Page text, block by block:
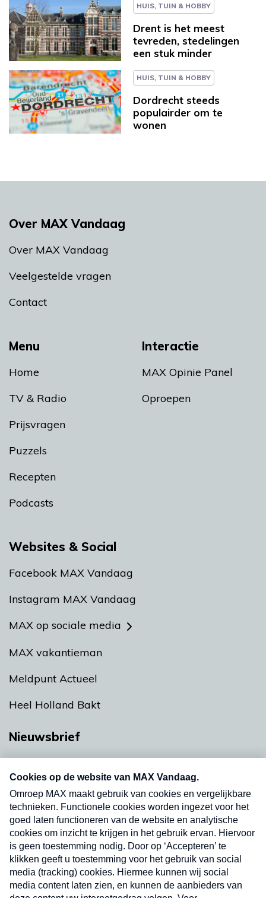
HUIS, TUIN & HOBBY
Drent is het meest
tevreden, stedelingen
een stuk minder
HUIS, TUIN & HOBBY
Dordrecht steeds
populairder om te
wonen
Menu
Home
TV & Radio
Prijsvragen
Puzzels
Recepten
Podcasts
Interactie
MAX Opinie Panel
Oproepen
Over MAX Vandaag
Over MAX Vandaag
Veelgestelde vragen
Contact
Websites & Social
Facebook MAX Vandaag
Instagram MAX Vandaag
MAX op sociale media
MAX vakantieman
Meldpunt Actueel
Heel Holland Bakt
Nieuwsbrief
Neem hier een gratis abonnement op onze
nieuwsbrief. Elke vrijdag- en dinsdagochtend in
uw mailbox.
Verzend